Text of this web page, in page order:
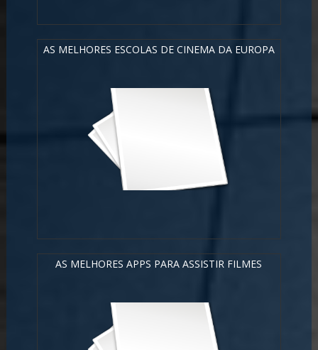
AS MELHORES ESCOLAS DE CINEMA DA EUROPA
AS MELHORES APPS PARA ASSISTIR FILMES